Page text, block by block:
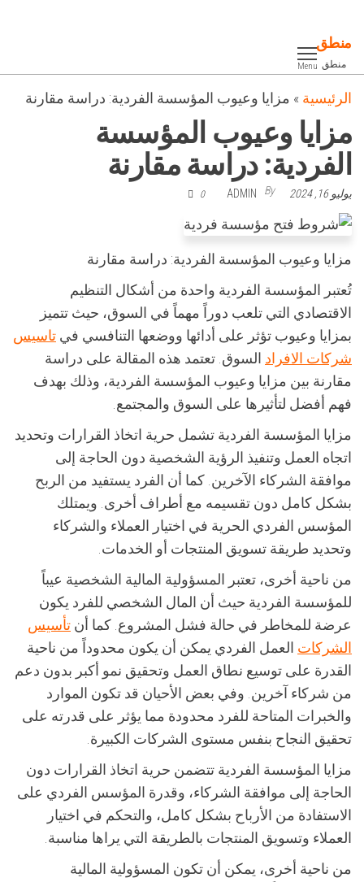
content
منطق
منطق Menu
الرئيسية » مزايا وعيوب المؤسسة الفردية: دراسة مقارنة
مزايا وعيوب المؤسسة
الفردية: دراسة مقارنة
يوليو 16, 2024 By
ADMIN
0
مزايا وعيوب المؤسسة الفردية: دراسة مقارنة
تُعتبر المؤسسة الفردية واحدة من أشكال التنظيم
الاقتصادي التي تلعب دوراً مهماً في السوق، حيث تتميز
بمزايا وعيوب تؤثر على أدائها ووضعها التنافسي في تاسيس
شركات الافراد السوق. تعتمد هذه المقالة على دراسة
مقارنة بين مزايا وعيوب المؤسسة الفردية، وذلك بهدف
فهم أفضل لتأثيرها على السوق والمجتمع.
مزايا المؤسسة الفردية تشمل حرية اتخاذ القرارات وتحديد
اتجاه العمل وتنفيذ الرؤية الشخصية دون الحاجة إلى
موافقة الشركاء الآخرين. كما أن الفرد يستفيد من الربح
بشكل كامل دون تقسيمه مع أطراف أخرى. ويمتلك
المؤسس الفردي الحرية في اختيار العملاء والشركاء
وتحديد طريقة تسويق المنتجات أو الخدمات.
من ناحية أخرى، تعتبر المسؤولية المالية الشخصية عيباً
للمؤسسة الفردية حيث أن المال الشخصي للفرد يكون
عرضة للمخاطر في حالة فشل المشروع. كما أن تأسيس
الشركات العمل الفردي يمكن أن يكون محدوداً من ناحية
القدرة على توسيع نطاق العمل وتحقيق نمو أكبر بدون دعم
من شركاء آخرين. وفي بعض الأحيان قد تكون الموارد
والخبرات المتاحة للفرد محدودة مما يؤثر على قدرته على
تحقيق النجاح بنفس مستوى الشركات الكبيرة.
مزايا المؤسسة الفردية تتضمن حرية اتخاذ القرارات دون
الحاجة إلى موافقة الشركاء، وقدرة المؤسس الفردي على
الاستفادة من الأرباح بشكل كامل، والتحكم في اختيار
العملاء وتسويق المنتجات بالطريقة التي يراها مناسبة.
من ناحية أخرى، يمكن أن تكون المسؤولية المالية